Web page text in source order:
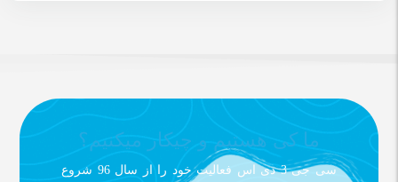
ما کی هستیم و چیکار میکنیم؟
سی جی 3 دی اس فعالیت خود را از سال 96 شروع